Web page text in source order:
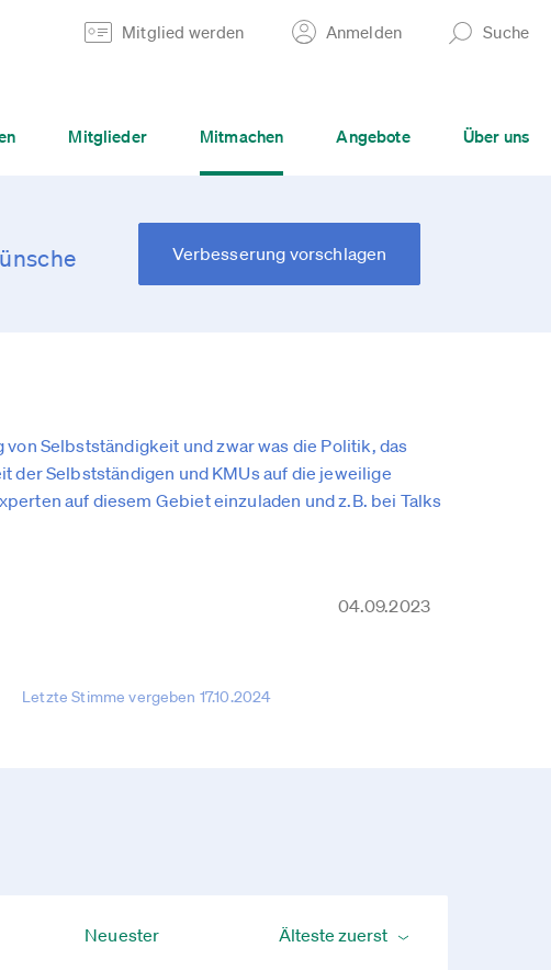
Mitglied werden Anmelden Suche
Mitglieder Mitmachen Angebote Über uns
Verbesserung vorschlagen
Selbstständigkeit und zwar was die Politik, das
der Selbstständigen und KMUs auf die jeweilige
auf diesem Gebiet einzuladen und z.B. bei Talks
04.09.2023
Letzte Stimme vergeben 17.10.2024
Neuester